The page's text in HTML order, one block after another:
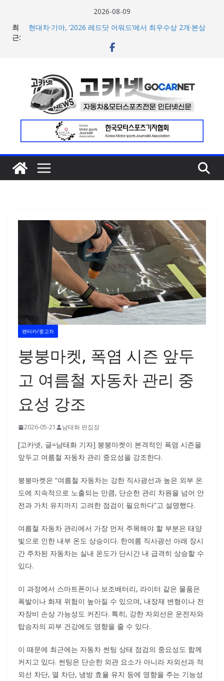
2026-08-09
최
근:
현대차·기아, ‘2026 레드닷 어워드’에서 최우수상 2개·본상
[신차] BMW, 8월 온라인 한정 에디션 3종 출시… 11일
이션 엔진’ 공개
벤틀리서울, 광주 신세계백화점에서 호남지역 최초 브랜드
팝업 오픈
BMW 레이디스 챔피언십 2026, 다양한 티켓 패키지 선보이
며 본격 대회 준비 돌입
렌터카/중고차
붕붕마켓, 폭염 시즌 앞두
고 여름철 자동차 관리 중
요성 강조
2026-05-21 남태화 편집장
[고카넷, 글=남태화 기자] 붕붕마켓이 본격적인 폭염 시즌을
앞두고 여름철 자동차 관리 중요성을 강조한다.
붕붕마켓은 “여름철 자동차는 강한 직사광선과 높은 외부 온
도에 지속적으로 노출되는 만큼, 단순한 관리 차원을 넘어 안
전과 가치 유지까지 고려한 점검이 필요하다”고 설명했다.
여름철 자동차 관리에서 가장 먼저 주목해야 할 부분은 태양
빛으로 인한 내부 온도 상승이다. 한여름 직사광선 아래 장시
간 주차된 자동차는 실내 온도가 단시간 내 급격히 상승할 수
있다.
이 과정에서 스마트폰이나 보조배터리, 라이터 같은 물품은
폭발이나 화재 위험이 높아질 수 있으며, 내장재 변형이나 전
자장비 손상 가능성도 커진다. 특히, 강한 자외선은 운전자와
탑승자의 피부 건강에도 영향을 줄 수 있다.
이 때문에 최근에는 자동차 썬팅 상태 점검의 중요성도 함께
커지고 있다. 썬팅은 단순한 외관 요소가 아니라 자외선과 적
외선 차단, 열 차단, 냉방 효율 유지 등에 영향을 주는 기능성